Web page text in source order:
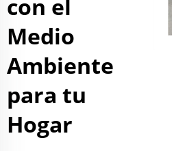
con el
Medio
Ambiente
para tu
Hogar